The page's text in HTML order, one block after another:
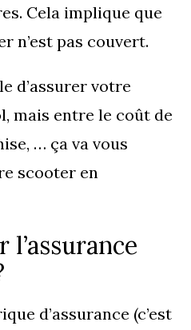
Cela implique que
n’est pas couvert.
d’assurer votre
mais entre le coût de
… ça va vous
scooter en
d’assurance (c’est